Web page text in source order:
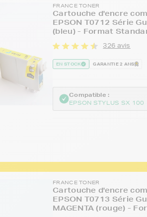
FRANCE TONER
Cartouche d'encre
EPSON T0712 Série
(bleu) - Format
326 avis
EN STOCK GARANTIE 2 ANS
Compatible :
EPSON STYLUS SX 100
FRANCE TONER
Cartouche d'encre
EPSON T0713 Série
MAGENTA (rouge) -